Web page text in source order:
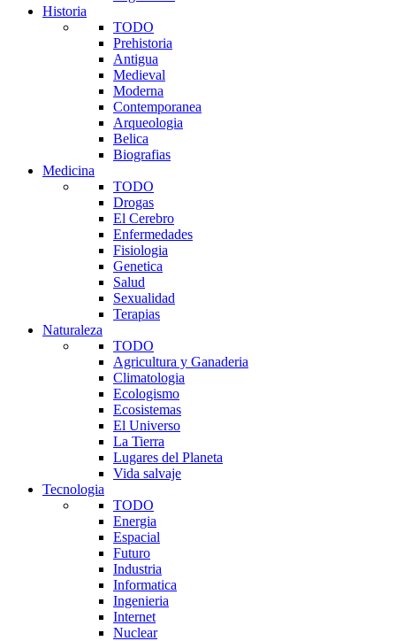
Historia
TODO
Prehistoria
Antigua
Medieval
Moderna
Contemporanea
Arqueologia
Belica
Biografias
Medicina
TODO
Drogas
El Cerebro
Enfermedades
Fisiologia
Genetica
Salud
Sexualidad
Terapias
Naturaleza
TODO
Agricultura y Ganaderia
Climatologia
Ecologismo
Ecosistemas
El Universo
La Tierra
Lugares del Planeta
Vida salvaje
Tecnologia
TODO
Energia
Espacial
Futuro
Industria
Informatica
Ingenieria
Internet
Nuclear